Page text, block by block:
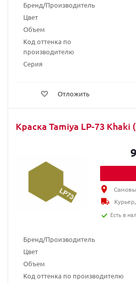
Бренд/Производитель
Цвет
Объем
Код оттенка по
производителю
Серия
Отложить
Краска Tamiya LP-73 Khaki
Бренд/Производитель
Цвет
Объем
Код оттенка по производителю
Есть в